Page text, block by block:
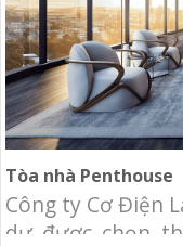
Tòa nhà Penthouse
Công ty Cơ Điện
dự được chọn